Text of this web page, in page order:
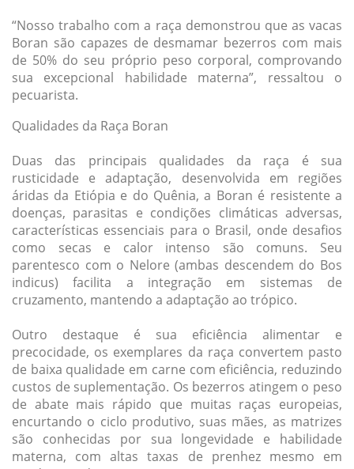
“Nosso trabalho com a raça demonstrou que as vacas
Boran são capazes de desmamar bezerros com mais
de 50% do seu próprio peso corporal, comprovando
sua excepcional habilidade materna”, ressaltou o
pecuarista.
Qualidades da Raça Boran
Duas das principais qualidades da raça é sua
rusticidade e adaptação, desenvolvida em regiões
áridas da Etiópia e do Quênia, a Boran é resistente a
doenças, parasitas e condições climáticas adversas,
características essenciais para o Brasil, onde desafios
como secas e calor intenso são comuns. Seu
parentesco com o Nelore (ambas descendem do Bos
indicus) facilita a integração em sistemas de
cruzamento, mantendo a adaptação ao trópico.
Outro destaque é sua eficiência alimentar e
precocidade, os exemplares da raça convertem pasto
de baixa qualidade em carne com eficiência, reduzindo
custos de suplementação. Os bezerros atingem o peso
de abate mais rápido que muitas raças europeias,
encurtando o ciclo produtivo, suas mães, as matrizes
são conhecidas por sua longevidade e habilidade
materna, com altas taxas de prenhez mesmo em